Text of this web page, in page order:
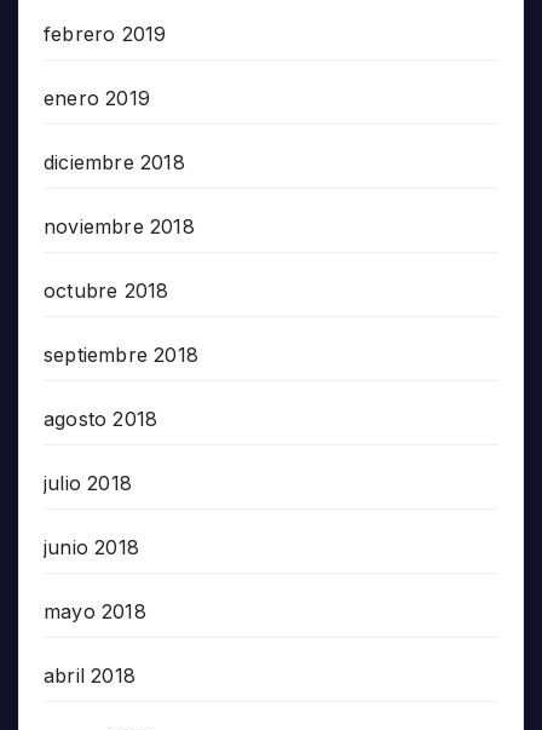
febrero 2019
enero 2019
diciembre 2018
noviembre 2018
octubre 2018
septiembre 2018
agosto 2018
julio 2018
junio 2018
mayo 2018
abril 2018